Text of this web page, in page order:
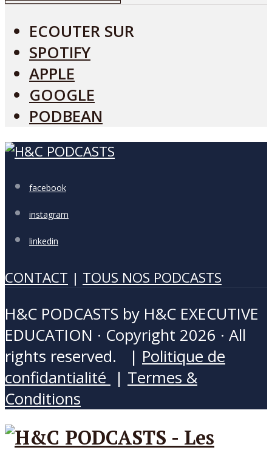
ECOUTER SUR
SPOTIFY
APPLE
GOOGLE
PODBEAN
facebook
instagram
linkedin
CONTACT | TOUS NOS PODCASTS
H&C PODCASTS by H&C EXECUTIVE
EDUCATION · Copyright 2026 · All
rights reserved. | Politique de
confidantialité | Termes &
Conditions